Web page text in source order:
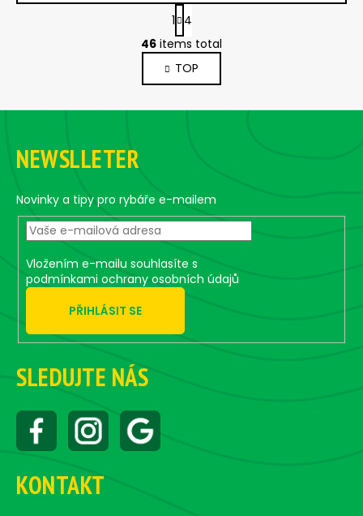
L
i
s
t
i
n
t
l
s
P
a
g
i
n
a
1
4
46 items total
TOP
F
NEWSLLETER
Novinky a tipy pro rybáře e-mailem
Vložením e-mailu souhlasíte s
podmínkami ochrany osobních údajů
PŘIHLÁSIT SE
SLEDUJTE NÁS
KONTAKT